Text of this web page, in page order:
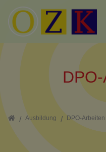
Direkt zur Hauptnavigation
Direkt zum Inhalt springen
Jump to sub navigation
HomeAusbildung DPO-Arbeiten